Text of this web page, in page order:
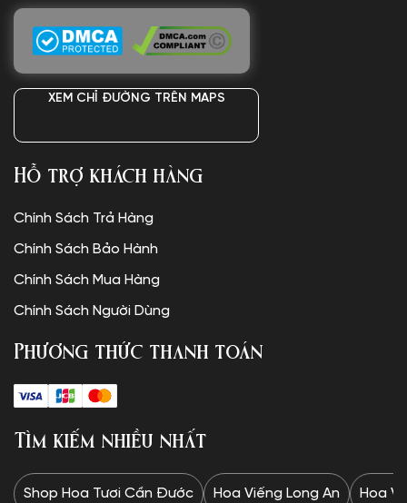
XEM CHỈ ĐƯỜNG TRÊN MAPS
Hỗ trợ khách hàng
Chính Sách Trả Hàng
Chính Sách Bảo Hành
Chính Sách Mua Hàng
Chính Sách Người Dùng
Phương thức thanh toán
Tìm kiếm nhiều nhất
Shop Hoa Tươi Cần Đước Hoa Viếng Long An Hoa